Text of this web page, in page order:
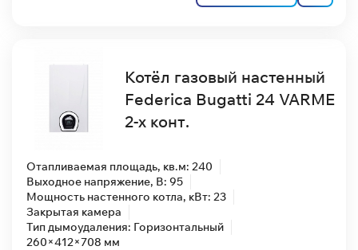
Котёл газовый настенный
Federica Bugatti 24 VARME
2-х конт.
Отапливаемая площадь, кв.м: 240
Выходное напряжение, В: 95
Мощность настенного котла, кВт: 23
Закрытая камера
Тип дымоудаления: Горизонтальный
260×412×708 мм